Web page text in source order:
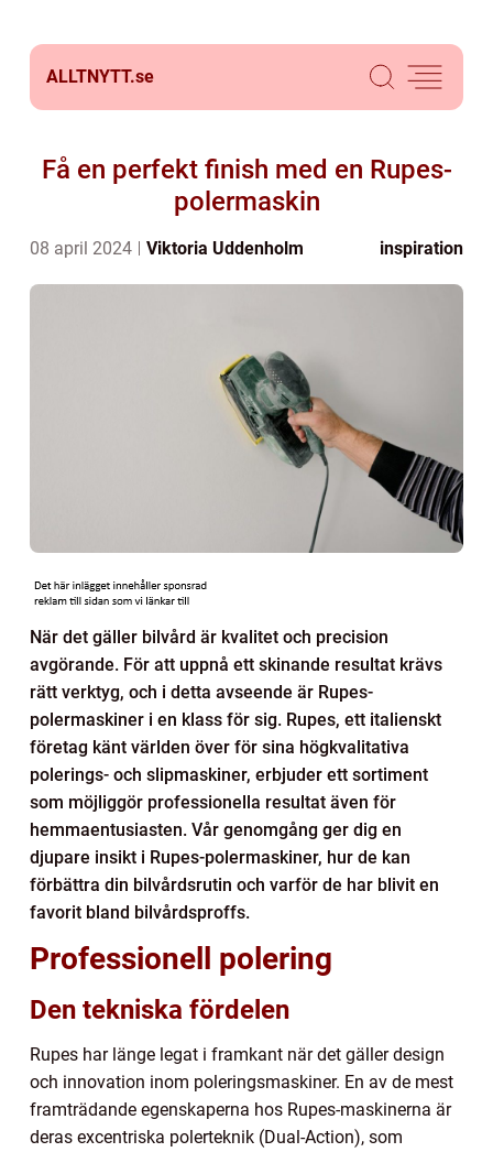
ALLTNYTT.se
Få en perfekt finish med en Rupes-
polermaskin
08 april 2024 Viktoria Uddenholm inspiration
När det gäller bilvård är kvalitet och precision
avgörande. För att uppnå ett skinande resultat krävs
rätt verktyg, och i detta avseende är Rupes-
polermaskiner i en klass för sig. Rupes, ett italienskt
företag känt världen över för sina högkvalitativa
polerings- och slipmaskiner, erbjuder ett sortiment
som möjliggör professionella resultat även för
hemmaentusiasten. Vår genomgång ger dig en
djupare insikt i Rupes-polermaskiner, hur de kan
förbättra din bilvårdsrutin och varför de har blivit en
favorit bland bilvårdsproffs.
Professionell polering
Den tekniska fördelen
Rupes har länge legat i framkant när det gäller design
och innovation inom poleringsmaskiner. En av de mest
framträdande egenskaperna hos Rupes-maskinerna är
deras excentriska polerteknik (Dual-Action), som